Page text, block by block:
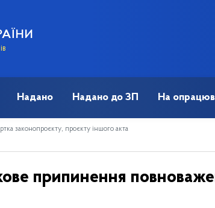
Надано Надано до ЗП На
законопроєкту, проєкту іншого акта
припинення